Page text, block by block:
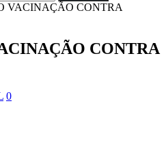
VACINAÇÃO CONTRA
CONTRA
0